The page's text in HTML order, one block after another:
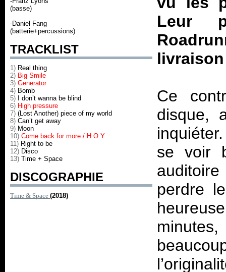
(basse)
-Daniel Fang
(batterie+percussions)
TRACKLIST
1) Real thing
2) Big Smile
3) Generator
4) Bomb
5)
I don’t wanna be blind
6) High pressure
7) (Lost Another) piece of my world
8) Can’t get away
9) Moon
10) Come back for more / H.O.Y
11) Right to be
12) Disco
13) Time + Space
DISCOGRAPHIE
Time & Space (2018)
Leur
Ce
disque,
se voir
perdre